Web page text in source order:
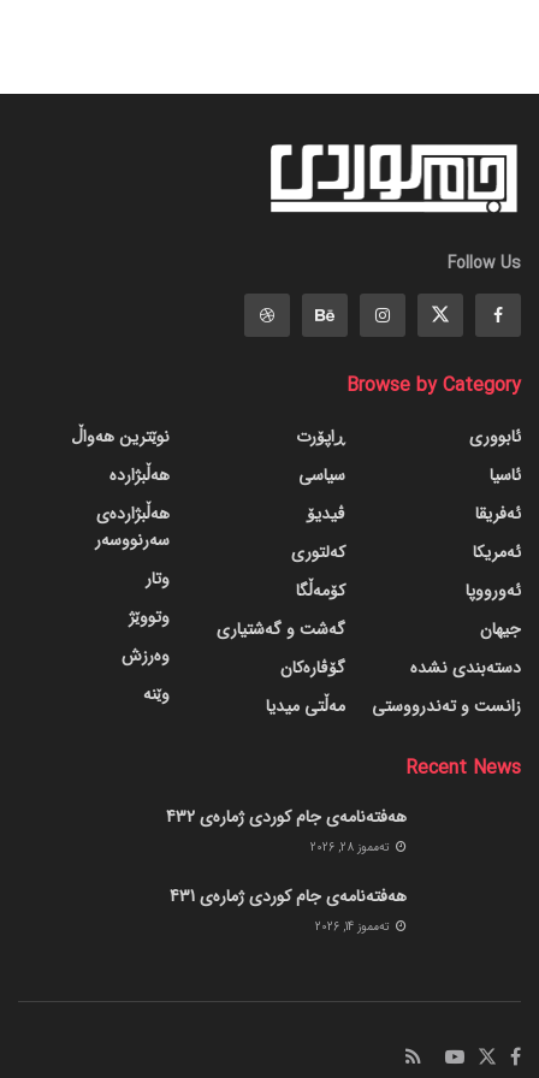
Follow Us
Browse by Category
ئابووری
ئاسیا
ئەفریقا
ئەمریکا
ئەورووپا
جیهان
دسته‌بندی نشده
زانست و تەندرووستی
ڕاپۆرت
سیاسی
ڤیدیۆ
کەلتوری
کۆمەڵگا
گه‌شت و گه‌شتیاری
گۆڤاره‌کان
مەڵتی میدیا
نوێترین هەواڵ
هەڵبژاردە
هەڵبژاردەی
سەرنووسەر
وتار
وتووێژ
وەرزش
وێنە
Recent News
هەفتەنامەی جام کوردی ژمارەی 432
ته‌مموز 28, 2026
هەفتەنامەی جام کوردی ژمارەی 431
ته‌مموز 14, 2026